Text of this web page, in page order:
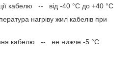
кабелю -- від -40 °С до +40 °С
нагріву жил кабелів при
кабелю -- не нижче -5 °С